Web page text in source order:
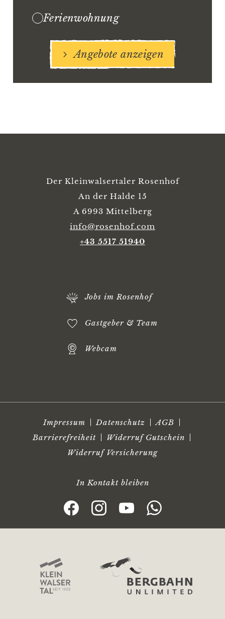
Ferienwohnung
Angebote anzeigen
Der Kleinwalsertaler Rosenhof
An der Halde 15
A 6993 Mittelberg
info@rosenhof.com
+43 5517 51940
Jobs im Rosenhof
Gastgeber & Team
Webcam
Impressum Datenschutz
AGB
Barrierefreiheit
Widerruf Gutschein
Widerruf Versicherung
In Kontakt bleiben